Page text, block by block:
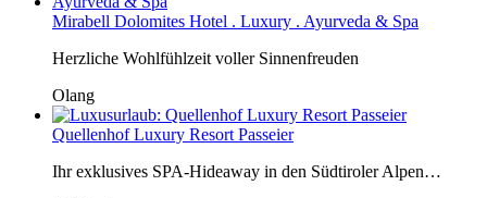
Mirabell Dolomites Hotel . Luxury . Ayurveda & Spa
Herzliche Wohlfühlzeit voller Sinnenfreuden
Olang
Quellenhof Luxury Resort Passeier
Ihr exklusives SPA-Hideaway in den Südtiroler Alpen…